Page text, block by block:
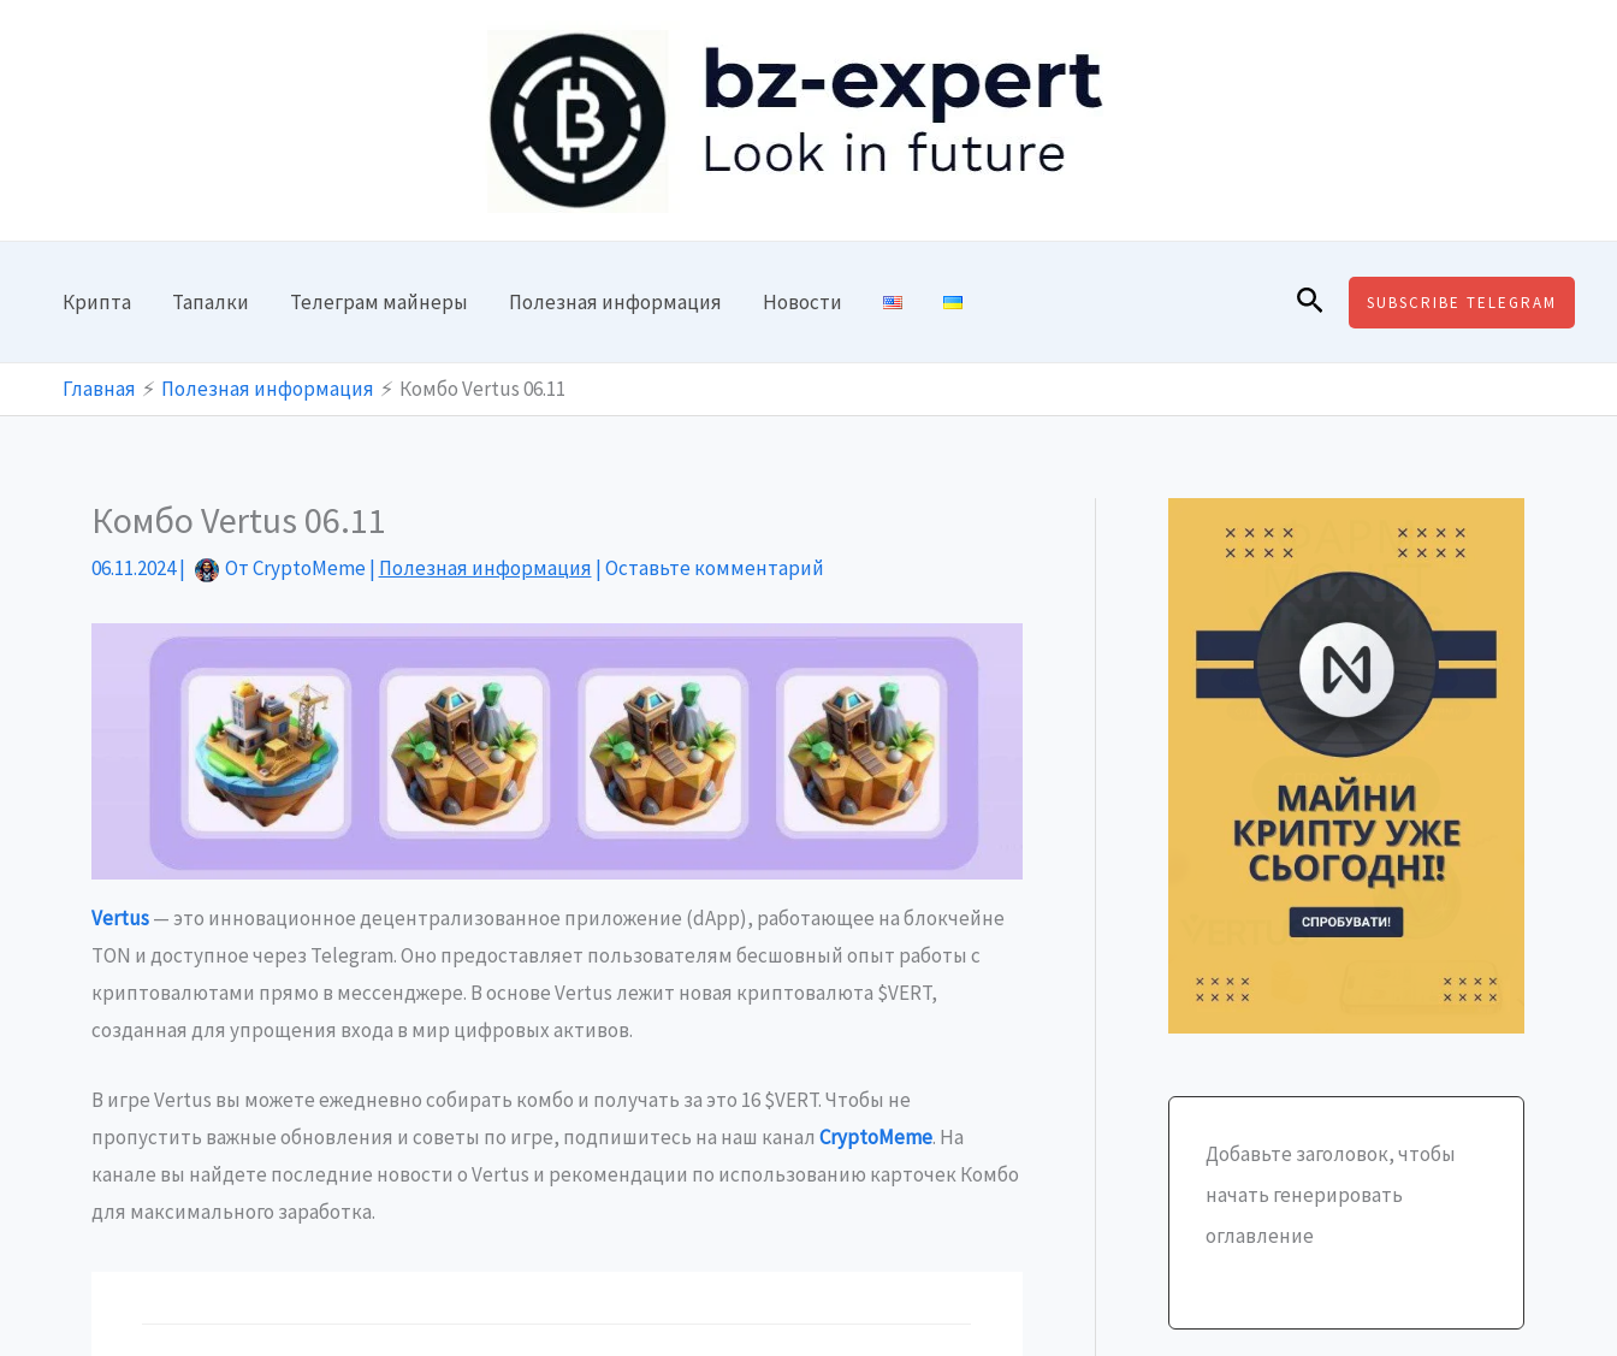
Крипта Тапалки Телеграм майнеры Полезная информация Новости ПоискSUBSCRIBE TELEGRAM
Главная Полезная информация Комбо Vertus 06.11
Комбо Vertus 06.11
06.11.2024| ОтCryptoMeme| Полезная информация |Оставьте комментарий
Vertus— это инновационное децентрализованное приложение (dApp), работающее на блокчейне
TON и доступное через Telegram. Оно предоставляет пользователям бесшовный опыт работы с
криптовалютами прямо в мессенджере. В основе Vertus лежит новая криптовалюта $VERT,
созданная для упрощения входа в мир цифровых активов.
В игре Vertus вы можете ежедневно собирать комбо и получать за это 16 $VERT. Чтобы не
пропустить важные обновления и советы по игре, подпишитесь на наш канал CryptoMeme. На
канале вы найдете последние новости о Vertus и рекомендации по использованию карточек Комбо
для максимального заработка.
Добавьте заголовок, чтобы
начать генерировать
оглавление